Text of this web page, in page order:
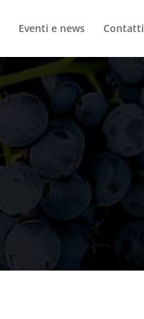
Eventi e news Contatti